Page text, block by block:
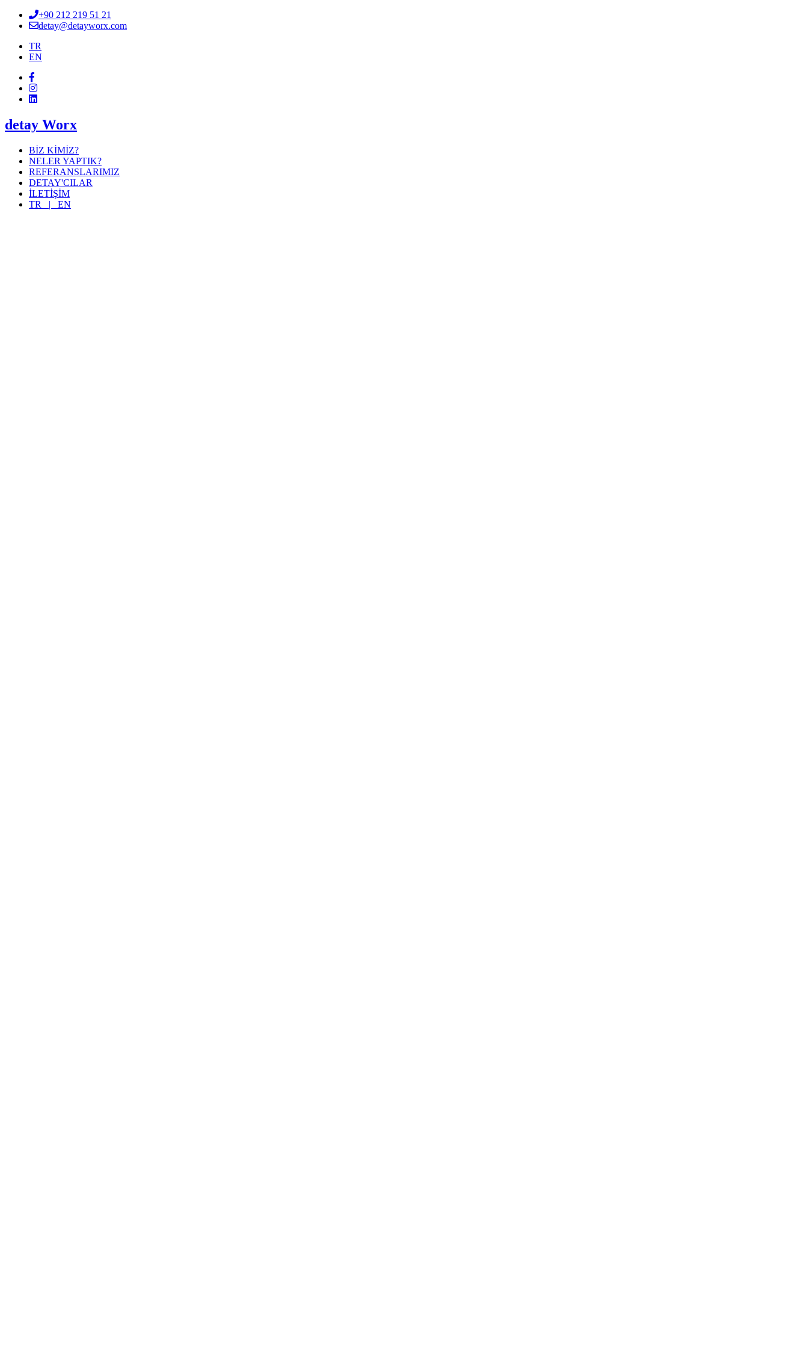
+90 212 219 51 21
detay@detayworx.com
TR
EN
detay Worx
BİZ KİMİZ?
NELER YAPTIK?
REFERANSLARIMIZ
DETAY'CILAR
İLETİŞİM
TR | EN